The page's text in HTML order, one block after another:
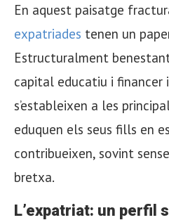
En aquest paisatge
expatriades tenen un
Estructuralment
capital educatiu i financer
s’estableixen a les
eduquen els seus fills en
contribueixen, sovint
bretxa.
L’expatriat: un perfil